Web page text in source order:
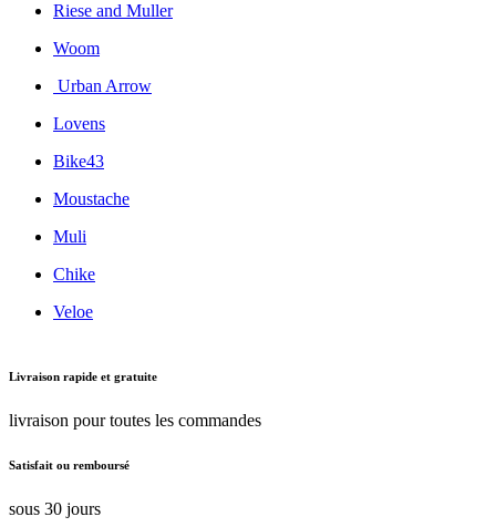
Riese and Muller
Woom
Urban Arrow
Lovens
Bike43
Moustache
Muli
Chike
Veloe
Livraison rapide et gratuite
livraison pour toutes les commandes
Satisfait ou remboursé
sous 30 jours